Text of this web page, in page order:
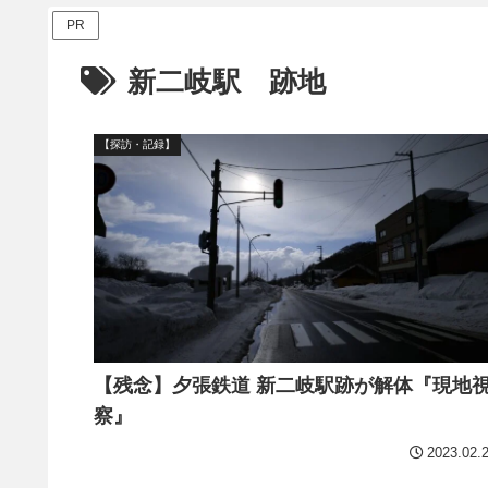
PR
新二岐駅 跡地
【探訪・記録】
【残念】夕張鉄道 新二岐駅跡が解体『現地
察』